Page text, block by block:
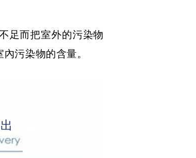
足而把室外的污染物
污染物的含量。